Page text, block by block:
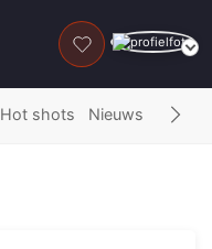
DONEER
Hot shots Nieuws Fails